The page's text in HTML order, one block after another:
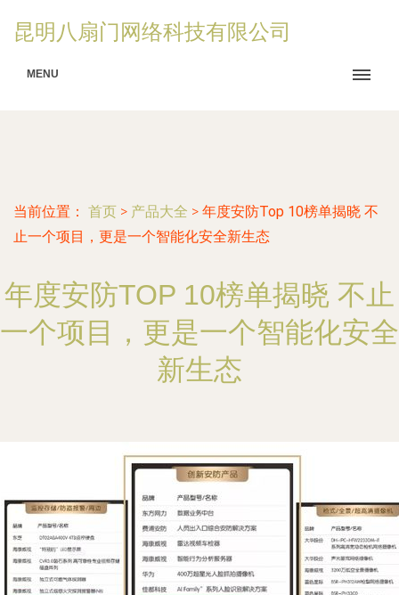
昆明八扇门网络科技有限公司
MENU
当前位置： 首页 > 产品大全 > 年度安防Top 10榜单揭晓 不
止一个项目，更是一个智能化安全新生态
年度安防TOP 10榜单揭晓 不止
一个项目，更是一个智能化安全
新生态